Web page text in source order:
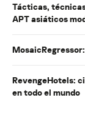
Tácticas,
APT asiáticos
RevengeHotels:
en todo el mundo